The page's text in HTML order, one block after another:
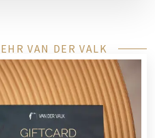
VAN DER VALK